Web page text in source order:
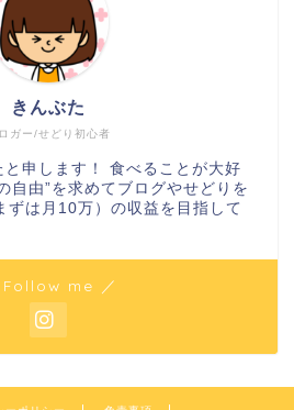
ガー/せどり初心者
きんぶた
申します！ 食べることが大好
自由”を求めてブログやせどりを
ずは月10万）の収益を目指して
Follow me ／